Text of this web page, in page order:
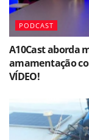
PODCAST
A10Cast aborda
amamentação
VÍDEO!